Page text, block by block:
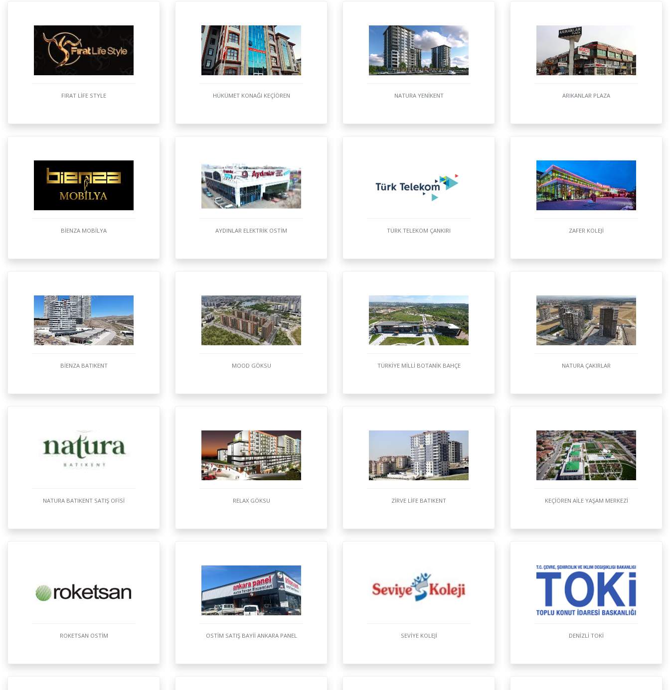
FIRAT LİFE STYLE HÜKÜMET KONAĞI KEÇİÖREN NATURA YENİKENT ARIKANLAR PLAZA
BİENZA MOBİLYA AYDINLAR ELEKTRİK OSTİM TÜRK TELEKOM ÇANKIRI ZAFER KOLEJİ
BİENZA BATIKENT MOOD GÖKSU TÜRKİYE MİLLİ BOTANİK BAHÇE NATURA ÇAKIRLAR
NATURA BATIKENT SATIŞ OFİSİ RELAX GÖKSU ZİRVE LİFE BATIKENT KEÇİÖREN AİLE YAŞAM MERKEZİ
ROKETSAN OSTİM OSTİM SATIŞ BAYİİ ANKARA PANEL SEVİYE KOLEJİ DENİZLİ TOKİ